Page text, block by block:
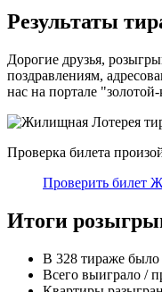
Результаты
Дорогие друзья,
поздравлениям,
нас на портале
Проверка билета
Проверить билет
Итоги
В 328 тираже было
Всего выиграло /